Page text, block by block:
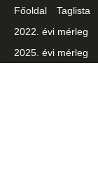
Főoldal Taglista
2022. évi mérleg
2025. évi mérleg